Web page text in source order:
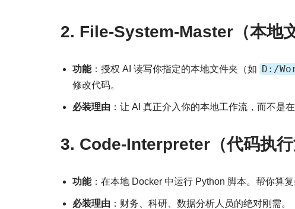
2. File-System-Master（本地
功能：授权 AI 读写你指定的本地文件夹（如 D:/
修改代码。
必装理由 ：让 AI 真正介入你的本地工作流，而不是
3. Code-Interpreter（代码执行
功能：在本地 Docker 中运行 Python 脚本。帮你算
必装理由 ：财务、科研、数据分析人员的绝对刚需。